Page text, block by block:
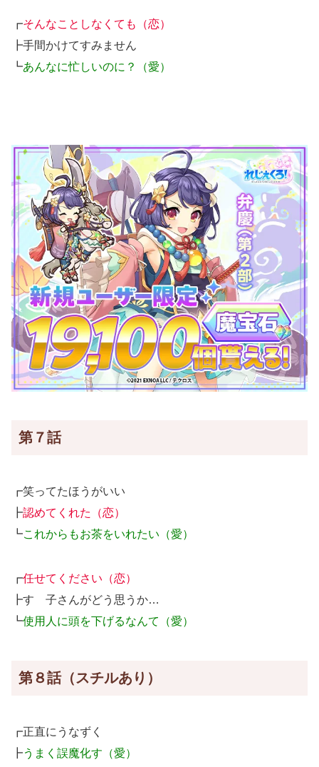
┏そんなことしなくても（恋）
┣手間かけてすみません
┗あんなに忙しいのに？（愛）
第７話
┏笑ってたほうがいい
┣認めてくれた（恋）
┗これからもお茶をいれたい（愛）
┏任せてください（恋）
┣すゞ子さんがどう思うか…
┗使用人に頭を下げるなんて（愛）
第８話（スチルあり）
┏正直にうなずく
┣うまく誤魔化す（愛）